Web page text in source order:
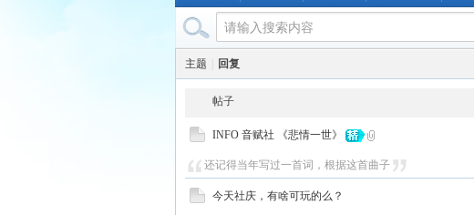
主题 回复
帖子
INFO 音赋社 《悲情一世》
还记得当年写过一首词，根据这首曲子
今天社庆，有啥可玩的么？